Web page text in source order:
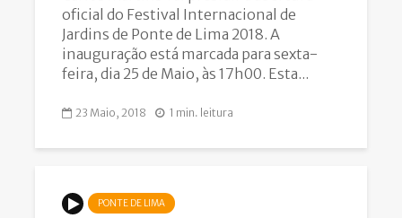
oficial do Festival Internacional de
Jardins de Ponte de Lima 2018. A
inauguração está marcada para sexta-
feira, dia 25 de Maio, às 17h00. Esta...
23 Maio, 2018 1 min. leitura
PONTE DE LIMA